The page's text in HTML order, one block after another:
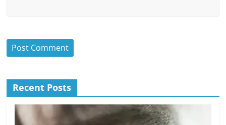
Recent Posts